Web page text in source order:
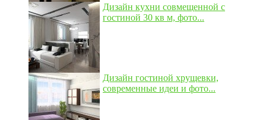
Дизайн кухни совмещенной с
гостиной 30 кв м, фото...
Дизайн гостиной хрущевки,
современные идеи и фото...